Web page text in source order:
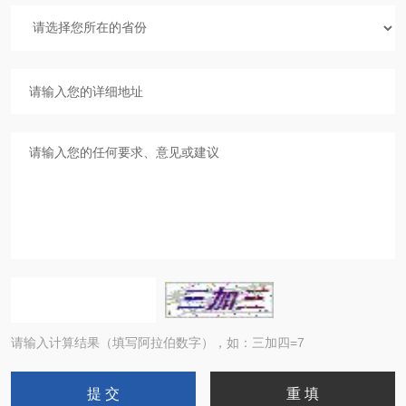
请输入计算结果（填写阿拉伯数字），如：三加四=7